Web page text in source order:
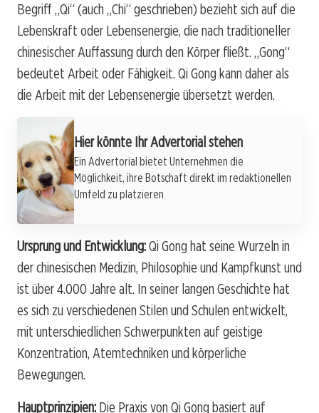
Begriff „Qi“ (auch „Chi“ geschrieben) bezieht sich auf die
Lebenskraft oder Lebensenergie, die nach traditioneller
chinesischer Auffassung durch den Körper fließt. „Gong“
bedeutet Arbeit oder Fähigkeit. Qi Gong kann daher als
die Arbeit mit der Lebensenergie übersetzt werden.
Hier könnte Ihr Advertorial stehen
Ein Advertorial bietet Unternehmen die
Möglichkeit, ihre Botschaft direkt im redaktionellen
Umfeld zu platzieren
Ursprung und Entwicklung:Qi Gong hat seine Wurzeln in
der chinesischen Medizin, Philosophie und Kampfkunst und
ist über 4.000 Jahre alt. In seiner langen Geschichte hat
es sich zu verschiedenen Stilen und Schulen entwickelt,
mit unterschiedlichen Schwerpunkten auf geistige
Konzentration, Atemtechniken und körperliche
Bewegungen.
Hauptprinzipien: Die Praxis von Qi Gong basiert auf